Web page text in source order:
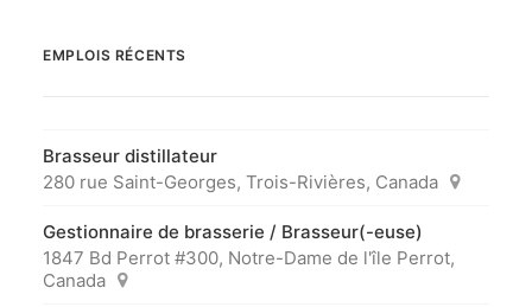
EMPLOIS RÉCENTS
Brasseur distillateur
280 rue Saint-Georges, Trois-Rivières, Canada
Gestionnaire de brasserie / Brasseur(-euse)
1847 Bd Perrot #300, Notre-Dame de l'île Perrot,
Canada